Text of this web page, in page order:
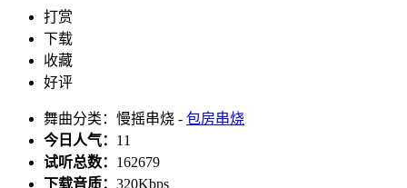
打赏
下载
收藏
好评
舞曲分类：慢摇串烧 - 包房串烧
今日人气： 11
试听总数： 162679
下载音质： 320Kbps